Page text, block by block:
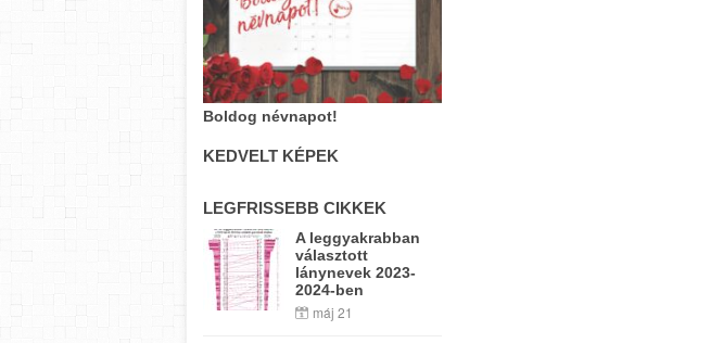
Boldog névnapot!
KEDVELT KÉPEK
LEGFRISSEBB CIKKEK
A leggyakrabban
választott
lánynevek 2023-
2024-ben
máj 21